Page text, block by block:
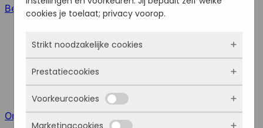
Bel ons
Online meeting
cookies je toelaat; privacy voorop.
Strikt noodzakelijke cookies
Deze cookies zorgen ervoor dat de website
überhaupt werkt. Ze zijn dus altijd actief en
kunnen niet worden uitgezet. Meestal worden
ze alleen geplaatst als jij iets doet, zoals
Prestatiecookies
Met deze cookies zien we hoe vaak onze site
bezocht wordt, waar bezoekers vandaan
Voorkeurcookies
Marketingcookies